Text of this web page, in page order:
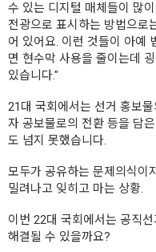
수 있는 디지털 매체들이 많
전광으로 표시하는 방법으로
어 있어요. 이런 것들이 아예
면 현수막 사용을 줄이는데
있습니다."
21대 국회에서는 선거 홍보
자 공보물로의 전환 등을 담
도 넘지 못했습니다.
모두가 공유하는 문제의식이
밀려나고 잊히고 마는 상황.
이번 22대 국회에서는 공직
해결될 수 있을까요?